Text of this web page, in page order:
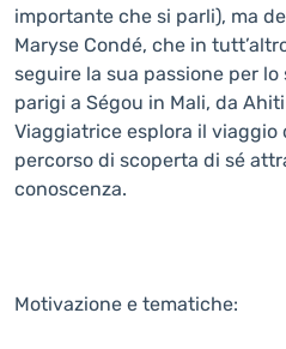
importante che si parli), ma
Maryse Condé, che in
seguire la sua passione per
parigi a Ségou in Mali, da Ahiti
Viaggiatrice esplora il viaggio
percorso di scoperta di sé
conoscenza.
Motivazione e tematiche: